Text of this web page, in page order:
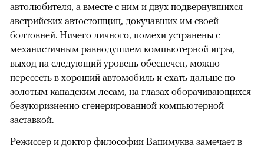
автолюбителя, а вместе с ним и двух подвернувшихся
австрийских автостопщиц, докучавших им своей
болтовней. Ничего личного, помехи устранены с
механистичным равнодушием компьютерной игры,
выход на следующий уровень обеспечен, можно
пересесть в хороший автомобиль и ехать дальше по
золотым канадским лесам, на глазах оборачивающихся
безукоризненно сгенерированной компьютерной
заставкой.
Режиссер и доктор философии Вапимуква замечает в